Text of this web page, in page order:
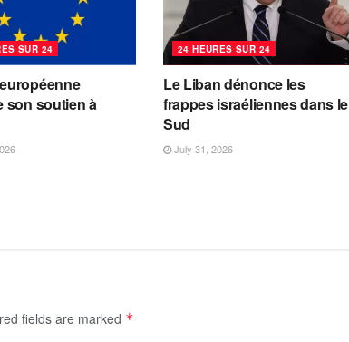
SUR 24
son soutien à
24 HEURES SUR 24
Le Liban dénonce les
frappes israéliennes dans le
Sud
July 31, 2026
fields are marked *